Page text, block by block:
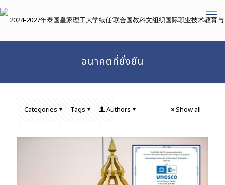
อนาคตที่ยั่งยืน
Categories Tags Authors Show all